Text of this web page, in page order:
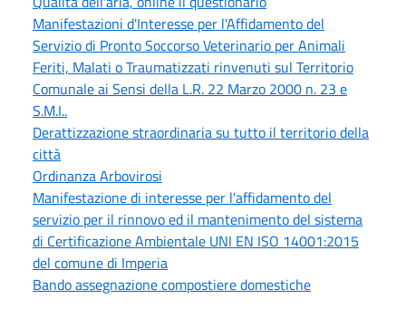
Manifestazioni d'Interesse per l'Affidamento del
Servizio di Pronto Soccorso Veterinario per Animali
Feriti, Malati o Traumatizzati rinvenuti sul Territorio
Comunale ai Sensi della L.R. 22 Marzo 2000 n. 23 e
S.M.I..
Derattizzazione straordinaria su tutto il territorio della
città
Ordinanza Arbovirosi
Manifestazione di interesse per l'affidamento del
servizio per il rinnovo ed il mantenimento del sistema
di Certificazione Ambientale UNI EN ISO 14001:2015
del comune di Imperia
Bando assegnazione compostiere domestiche